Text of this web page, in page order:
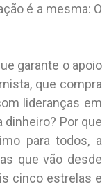
é a mesma: O
garante o apoio
que compra
lideranças em
dinheiro? Por que
para todos, a
que vão desde
cinco estrelas e